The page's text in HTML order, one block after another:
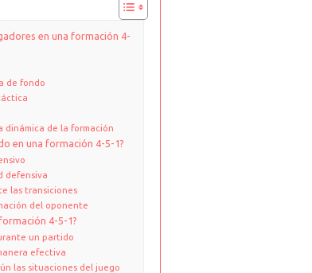
en una formación 4-
de fondo
dinámica de la formación
en una formación 4-5-1?
defensiva
las transiciones
del oponente
4-5-1?
un partido
efectiva
las situaciones del juego